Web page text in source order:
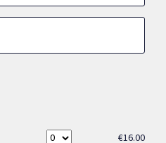
€16.00